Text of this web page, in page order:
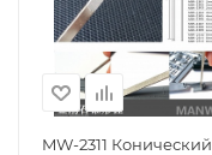
MW-2311 Конический